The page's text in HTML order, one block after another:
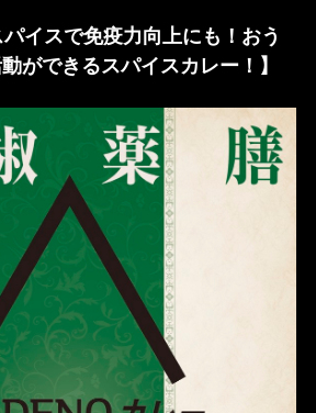
パイスで免疫力向上にも！おう
ができるスパイスカレー！】